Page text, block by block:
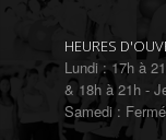
HEURES
Lundi : 17h à
& 18h à 21h -
Samedi :